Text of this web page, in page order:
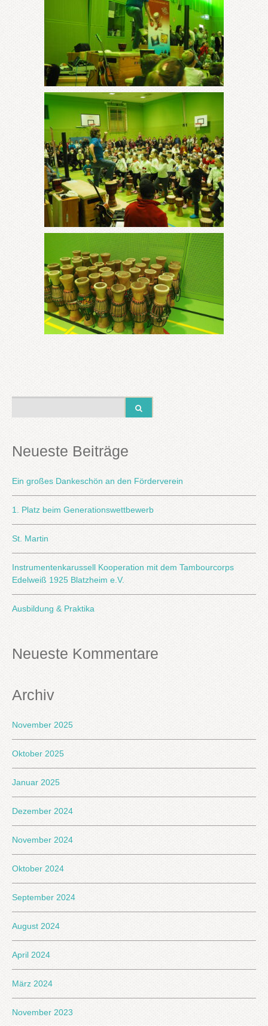
Neueste Beiträge
Ein großes Dankeschön an den Förderverein
1. Platz beim Generationswettbewerb
St. Martin
Instrumentenkarussell Kooperation mit dem Tambourcorps
Edelweiß 1925 Blatzheim e.V.
Ausbildung & Praktika
Neueste Kommentare
Archiv
November 2025
Oktober 2025
Januar 2025
Dezember 2024
November 2024
Oktober 2024
September 2024
August 2024
April 2024
März 2024
November 2023